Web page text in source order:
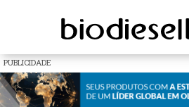
PUBLICIDADE